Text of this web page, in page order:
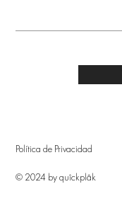
Política de Privacidad
© 2024 by quîckplâk